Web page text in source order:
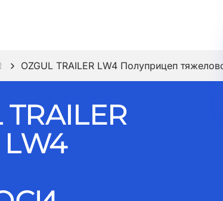
OZGUL TRAILER LW4 Полуприцеп
LW4